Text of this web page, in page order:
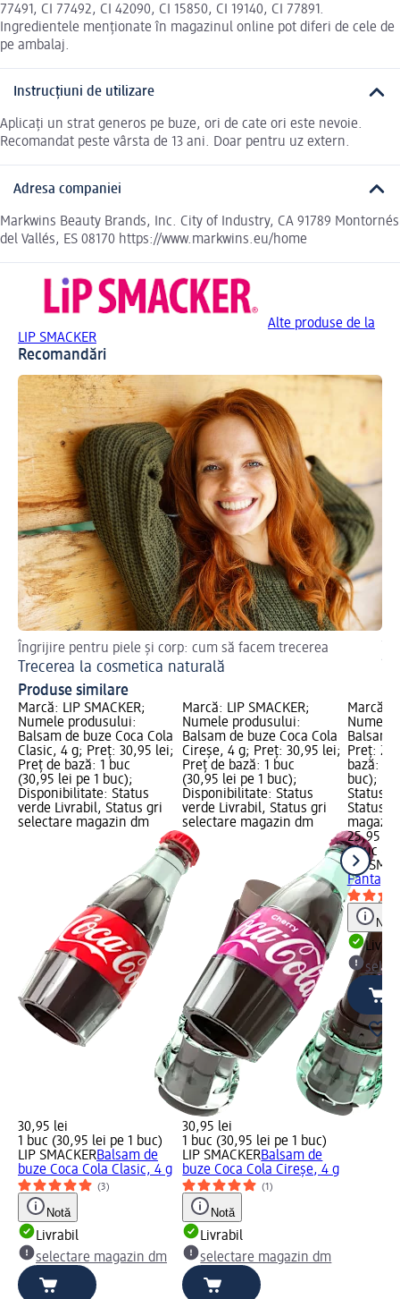
77491, CI 77492, CI 42090, CI 15850, CI 19140, CI 77891.
Ingredientele menționate în magazinul online pot diferi de cele de
pe ambalaj.
Instrucțiuni de utilizare
Aplicați un strat generos pe buze, ori de cate ori este nevoie.
Recomandat peste vârsta de 13 ani. Doar pentru uz extern.
Adresa companiei
Markwins Beauty Brands, Inc. City of Industry, CA 91789 Montornés
del Vallés, ES 08170 https://www.markwins.eu/home
Alte produse de la
LIP SMACKER
Recomandări
Îngrijire pentru piele și corp: cum să facem trecerea
Trecerea la cosmetica naturală
Produse similare
Marcă: LIP SMACKER;
Numele produsului:
Balsam de buze Coca Cola
Clasic, 4 g; Preț: 30,95 lei;
Preț de bază: 1 buc
(30,95 lei pe 1 buc);
Disponibilitate: Status
verde Livrabil, Status gri
selectare magazin dm
30,95 lei
1 buc (30,95 lei pe 1 buc)
LIP SMACKERBalsam de
buze Coca Cola Clasic, 4 g
(3)
Notă
Livrabil
selectare magazin dm
Marcă: LIP SMACKER;
Numele produsului:
Balsam de buze Coca Cola
Cireșe, 4 g; Preț: 30,95 lei;
Preț de bază: 1 buc
(30,95 lei pe 1 buc);
Disponibilitate: Status
verde Livrabil, Status gri
selectare magazin dm
30,95 lei
1 buc (30,95 lei pe 1 buc)
LIP SMACKERBalsam de
buze Coca Cola Cireșe, 4 g
(1)
Notă
Livrabil
selectare magazin dm
Marcă:
Numele
Balsam
Preț:
bază: 1
buc);
Status
Status
25,95 lei
1 buc
LIP
Fanta,
Notă